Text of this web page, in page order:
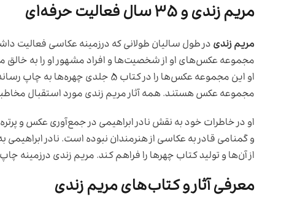
مریم زندی و ۳۵ سال فعالیت حرفه‌ای
مریم زندیدر طول سالیان طولانی که درزمینه عکاسی فعالیت
مجموعه عکس‌های او از شخصیت‌ها و افراد مشهور او را به خالق
مجموعه عکس هستند. همه آثار مریم زندی مورد استقبال
او در خاطرات خود به نقش نادر ابراهیمی در جمع‌آوری عکس و
و گمنامی قادر به عکاسی از هنرمندان نبوده است. نادر
از آن‌ها و تولید کتاب چهر‌ها را فراهم کند. مریم زندی درزمینه چاپ کارت‌پستال و
معرفی آثار و کتاب‌های مریم زندی